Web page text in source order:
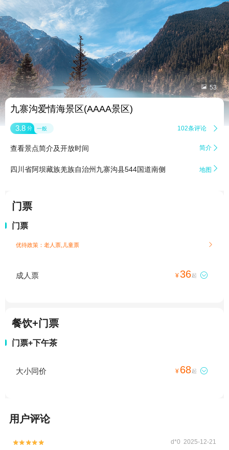
 53
九寨沟爱情海景区(AAAA景区)
3.8 分 一般 102条评论 
查看景点简介及开放时间 简介 
四川省阿坝藏族羌族自治州九寨沟县544国道南侧 地图 
门票
门票
优待政策：老人票,儿童票 
成人票 ¥36起 
餐饮+门票
门票+下午茶
大小同价 ¥ 68起 
用户评论

 d*0 2025-12-21
